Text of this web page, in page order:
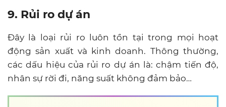
9. Rủi ro dự án
Đây là loại rủi ro luôn tồn tại trong mọi hoạt
động sản xuất và kinh doanh. Thông thường,
các dấu hiệu của rủi ro dự án là: chậm tiến độ,
nhân sự rời đi, năng suất không đảm bảo…